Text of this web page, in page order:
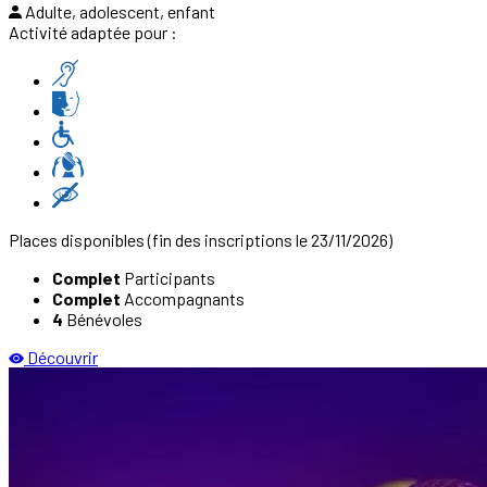
Adulte, adolescent, enfant
Activité adaptée pour :
Places disponibles(fin des inscriptions le 23/11/2026)
Complet Participants
Complet Accompagnants
4 Bénévoles
Découvrir